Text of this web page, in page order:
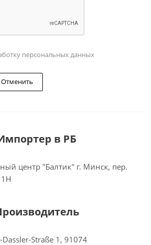
персональных данных
Отменить
в РБ
центр "Балтик" г. Минск, пер.
Straße 1, 91074